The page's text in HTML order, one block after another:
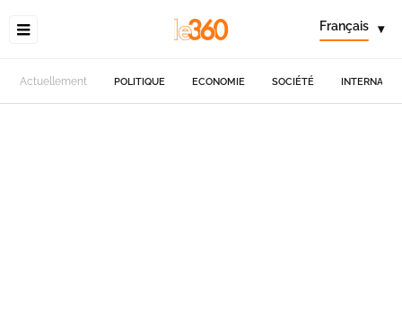
Français ▾
Actuellement POLITIQUE ECONOMIE SOCIÉTÉ